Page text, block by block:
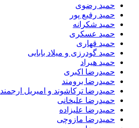
حمید رضوی
حمید رفیع پور
حمید شکرانه
حمید عسکری
حمید قهاری
حمید گودرزی و میلاد بابایی
حمید هیراد
حمیدرضا اکبری
حمیدرضا برومند
حمیدرضا ترکاشوند و امیریل ارجمند
حمیدرضا علیخانی
حمیدرضا علیزاده
حمیدرضا مازوچی